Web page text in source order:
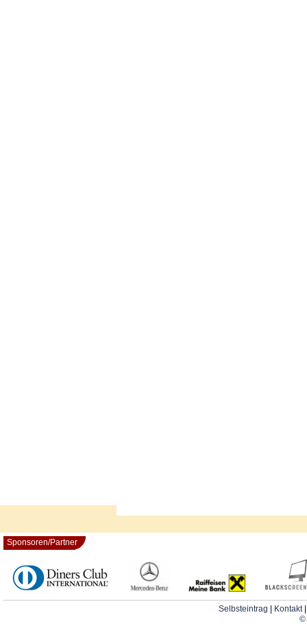
Sponsoren/Partner
Selbsteintrag Kontakt
©